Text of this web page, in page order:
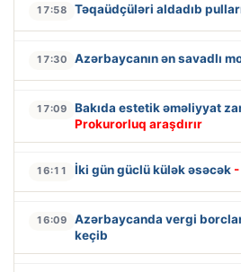
17:58 Təqaüdçüləri aldadıb
17:30 Azərbaycanın ən savadlı
17:09 Bakıda estetik əməliyyat
Prokurorluq araşdırır
16:11 İki gün güclü külək əsəcək
16:09
Azərbaycanda vergi
keçib